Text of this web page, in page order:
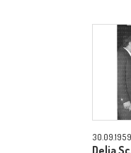
30.09.1959
Delia